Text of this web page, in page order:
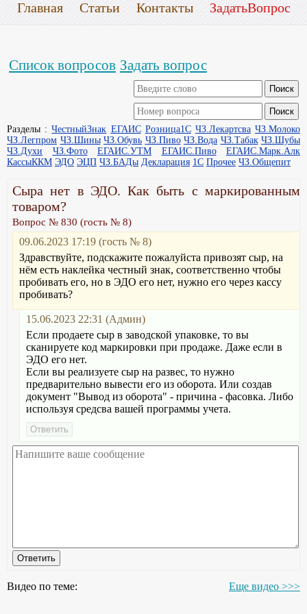
Главная Статьи Контакты ЗадатьВопрос
Список вопросов Задать вопрос
Разделы :ЧестныйЗнак ЕГАИС Розница1С ЧЗ.Лекартсва ЧЗ.Молоко
ЧЗ.Легпром ЧЗ.Шины ЧЗ.Обувь ЧЗ.Пиво ЧЗ.Вода ЧЗ.Табак ЧЗ.Шубы
ЧЗ.Духи
ЧЗ.Фото ЕГАИС.УТМ ЕГАИС.Пиво
ЕГАИС.Марк.Алк
КассыККМ ЭДО ЭЦП ЧЗ.БАДы Декларация 1С Прочее ЧЗ.Общепит
Сыра нет в ЭДО. Как быть с маркированным
товаром?
Вопрос № 830 (гость № 8)
09.06.2023 17:19 (гость № 8)
Здравствуйте, подскажите пожалуйста привозят сыр, на
нём есть наклейка честный знак, соответственно чтобы
пробивать его, но в ЭДО его нет, нужно его через кассу
пробивать?
15.06.2023 22:31 (Админ)
Если продаете сыр в заводской упаковке, то вы
сканируете код маркировки при продаже. Даже если в
ЭДО его нет.
Если вы реализуете сыр на развес, то нужно
предварительно вывести его из оборота. Или создав
документ "Вывод из оборота" - причина - фасовка. Либо
используя средсва вашей программы учета.
Видео по теме: Еще видео >>>